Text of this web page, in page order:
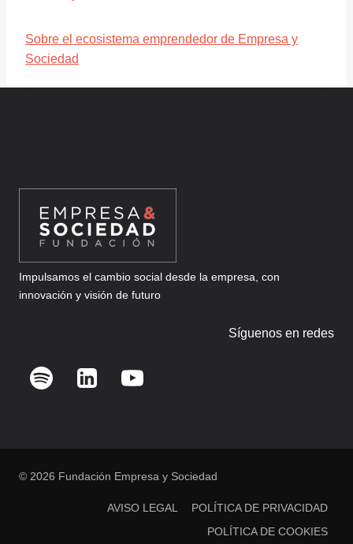
Sobre el ecosistema emprendedor de Empresa y
Sociedad
Impulsamos el cambio social desde la empresa, con
innovación y visión de futuro
Síguenos en redes
© 2026 Fundación Empresa y Sociedad
AVISO LEGAL
POLÍTICA DE PRIVACIDAD
POLÍTICA DE COOKIES